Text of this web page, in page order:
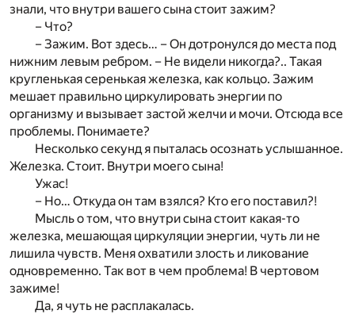
знали, что внутри вашего сына стоит зажим?
– Что?
– Зажим. Вот здесь… – Он дотронулся до места под
нижним левым ребром. – Не видели никогда?.. Такая
кругленькая серенькая железка, как кольцо. Зажим
мешает правильно циркулировать энергии по
организму и вызывает застой желчи и мочи. Отсюда все
проблемы. Понимаете?
Несколько секунд я пыталась осознать услышанное.
Железка. Стоит. Внутри моего сына!
Ужас!
– Но… Откуда он там взялся? Кто его поставил?!
Мысль о том, что внутри сына стоит какая-то
железка, мешающая циркуляции энергии, чуть ли не
лишила чувств. Меня охватили злость и ликование
одновременно. Так вот в чем проблема! В чертовом
зажиме!
Да, я чуть не расплакалась.